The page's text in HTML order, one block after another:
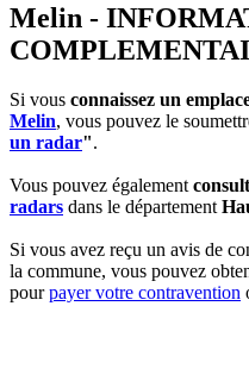
Melin -
Si vous connaissez un
Melin, vous pouvez le
un radar".
Vous pouvez également
radars dans le département
Si vous avez reçu un avis de
la commune, vous pouvez
pourpayer votre contravention